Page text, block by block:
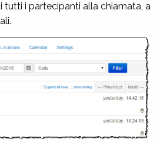
tutti i partecipanti alla chiamata, a